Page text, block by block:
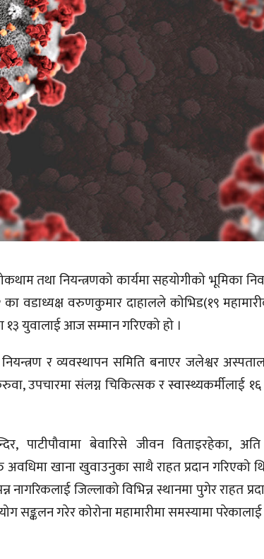
तथा नियन्त्रणको कार्यमा सहयोगीको भूमिका
का वडाध्यक्ष वरुणकुमार दाहालले कोभिड(१९
युवालाई आज सम्मान गरिएको हो ।
र व्यवस्थापन समिति बनाएर जलेश्वर
उपचारमा संलग्न चिकित्सक र स्वास्थ्यकर्मीलाई
पाटीपौवामा बेवारिसे जीवन विताइरहेका,
खाना खुवाउनुका साथै राहत प्रदान गरिएको
नागरिकलाई जिल्लाको विभिन्न स्थानमा पुगेर राहत
सङ्कलन गरेर कोरोना महामारीमा समस्यामा